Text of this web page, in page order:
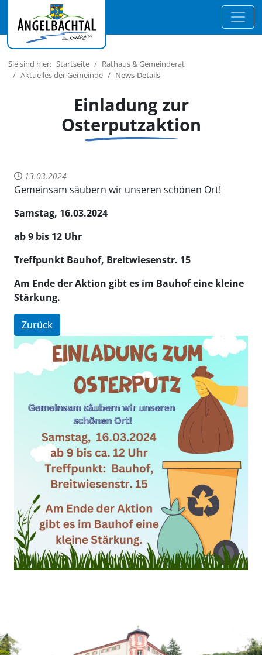
Sie sind hier: Startseite
Rathaus & Gemeinderat
Aktuelles der Gemeinde
News-Details
Einladung zur
Osterputzaktion
13.03.2024
Gemeinsam säubern wir unseren schönen Ort!
Samstag, 16.03.2024
ab 9 bis 12 Uhr
Treffpunkt Bauhof, Breitwiesenstr. 15
Am Ende der Aktion gibt es im Bauhof eine kleine
Stärkung.
Zurück